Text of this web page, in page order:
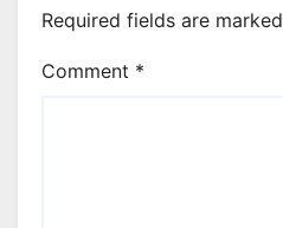
Required fields are marked
Comment *